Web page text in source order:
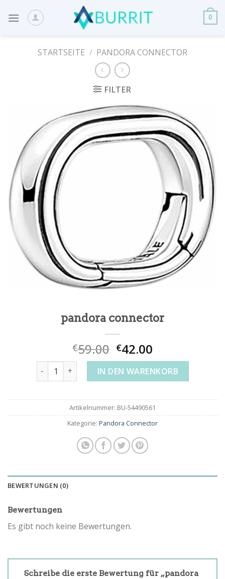
0
STARTSEITE / PANDORA CONNECTOR
FILTER
pandora connector
€59.00 €42.00
pandora connector MengeIN DEN WARENKORB
Artikelnummer: BU-54490561
Kategorie: Pandora Connector
BEWERTUNGEN (0)
Bewertungen
Es gibt noch keine Bewertungen.
Schreibe die erste Bewertung für „pandora